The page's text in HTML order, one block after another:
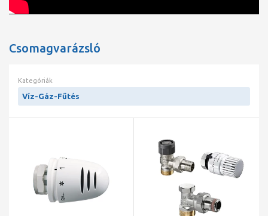
Műszaki adatok:
Kötéstávolság: építési magasság mínusz 50 mm
Hőteljesítmény ( 75/65/20 C esetében): 676 Watt
Súly: 13,08 kg
Csomagvarázsló
Kategóriák
Víz-Gáz-Fűtés